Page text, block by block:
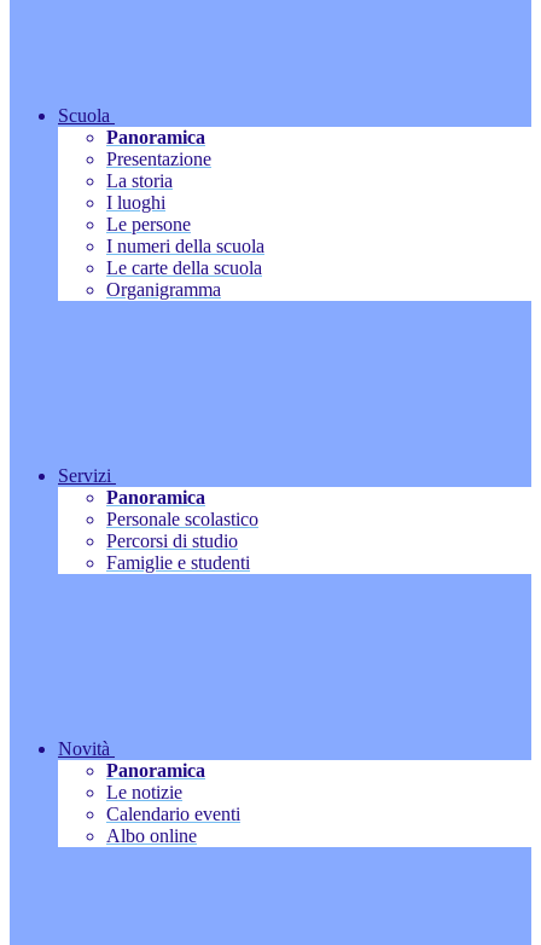
Scuola
Panoramica
Presentazione
La storia
I luoghi
Le persone
I numeri della scuola
Le carte della scuola
Organigramma
Servizi
Panoramica
Personale scolastico
Percorsi di studio
Famiglie e studenti
Novità
Panoramica
Le notizie
Calendario eventi
Albo online